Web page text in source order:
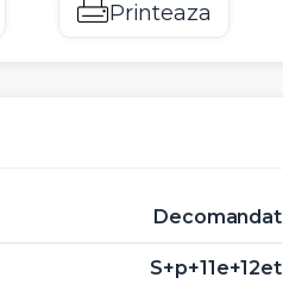
Printeaza
Decomandat
S+p+11e+12et